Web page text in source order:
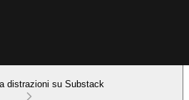
distrazioni su Substack